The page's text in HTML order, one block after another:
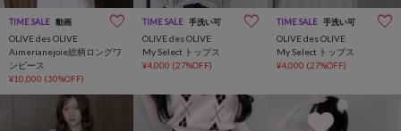
TIME SALE 動画
OLIVE des OLIVE
Aimerianejoie総柄ロングワ
ンピース
¥10,000 (30%OFF)
TIME SALE 手洗い可
OLIVE des OLIVE
My Select トップス
¥4,000 (27%OFF)
TIME SALE 手洗い可
OLIVE des OLIVE
My Select トップス
¥4,000 (27%OFF)